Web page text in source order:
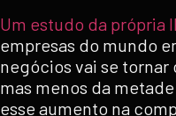
Um estudo da própria
empresas do mundo
negócios vai se tornar
mas menos da
esse aumento na